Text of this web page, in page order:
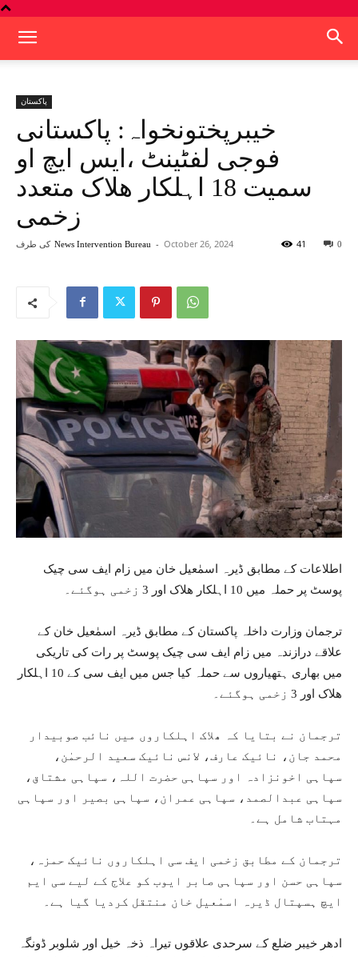
پاکستان
خیبرپختونخواہ: پاکستانی
فوجی لفٹینٹ ،ایس ایچ او
سمیت 18 اہلکار ھلاک متعدد
زخمی
کی طرف News Intervention Bureau - October 26, 2024 0
41
اطلاعات کے مطابق ڈیرہ اسمٰعیل خان میں زام ایف سی چیک
پوسٹ پر حملہ میں 10 اہلکار ھلاک اور 3 زخمی ہوگئے۔
ترجمان وزارت داخلہ پاکستان کے مطابق ڈیرہ اسمٰعیل خان کے
علاقے درازندہ میں زام ایف سی چیک پوسٹ پر رات کی تاریکی
میں بھاری ہتھیاروں سے حملہ کیا جس میں ایف سی کے 10 اہلکار
ھلاک اور 3 زخمی ہوگئے۔
ترجمان نے بتایا کہ ھلاک اہلکاروں میں نائب صوبیدار
محمد جان، نائیک عارف، لانس نائیک سعید الرحمٰن،
سپاہی اخونزادہ اور سپاہی حضرت اللہ، سپاہی مشتاق،
سپاہی عبدالصمد، سپاہی عمران، سپاہی بصیر اور سپاہی
مہتاب شامل ہے۔
ترجمان کے مطابق زخمی ایف سی اہلکاروں نائیک حمزہ،
سپاہی حسن اور سپاہی صابر ایوب کو علاج کے لیے سی ایم
ایچ ہسپتال ڈیرہ اسمٰعیل خان منتقل کردیا گیا ہے۔
ادھر خیبر ضلع کے سرحدی علاقوں تیراہ ذخہ خیل اور شلوبر ڈونگہ